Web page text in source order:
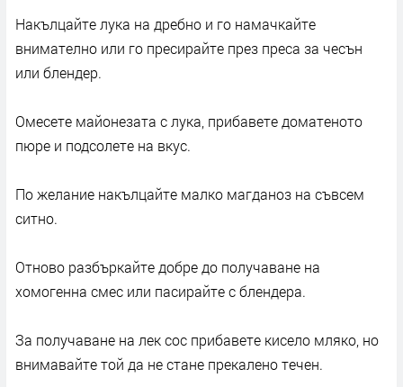
Накълцайте лука на дребно и го намачкайте
внимателно или го пресирайте през преса за чесън
или блендер.
Омесете майонезата с лука, прибавете доматеното
пюре и подсолете на вкус.
По желание накълцайте малко магданоз на съвсем
ситно.
Отново разбъркайте добре до получаване на
хомогенна смес или пасирайте с блендера.
За получаване на лек сос прибавете кисело мляко, но
внимавайте той да не стане прекалено течен.